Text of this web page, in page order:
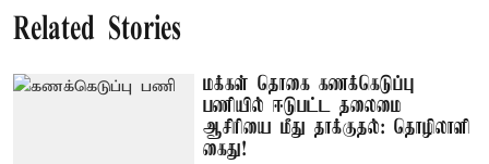
Related Stories
மக்கள் தொகை கணக்கெடுப்பு
பணியில் ஈடுபட்ட தலைமை
ஆசிரியை மீது தாக்குதல்: தொழிலாளி
கைது!